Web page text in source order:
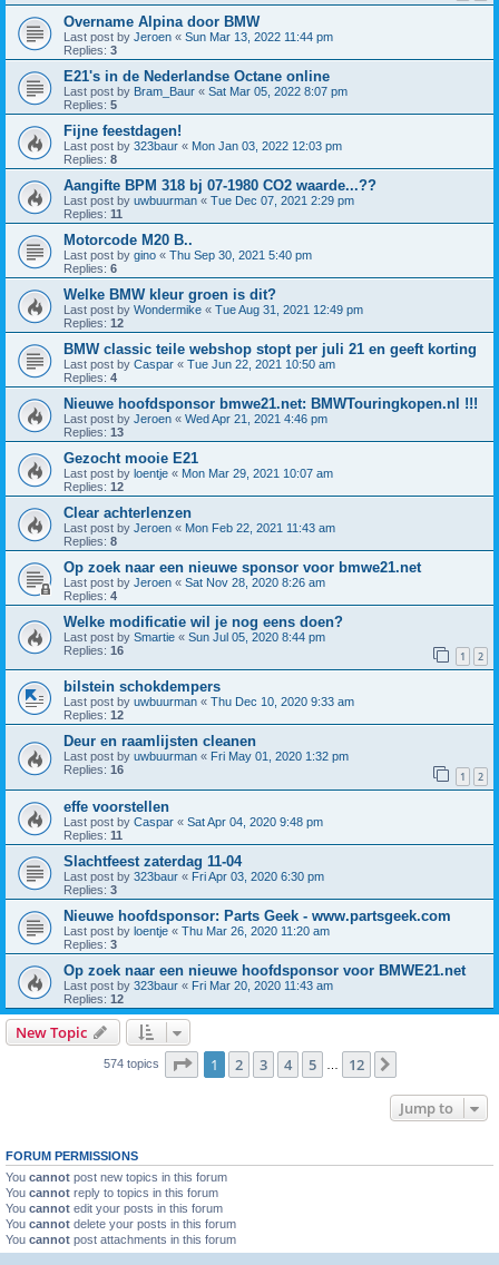
Overname Alpina door BMW
Last post by Jeroen « Sun Mar 13, 2022 11:44 pm
Replies: 3
E21's in de Nederlandse Octane online
Last post by Bram_Baur « Sat Mar 05, 2022 8:07 pm
Replies: 5
Fijne feestdagen!
Last post by 323baur « Mon Jan 03, 2022 12:03 pm
Replies: 8
Aangifte BPM 318 bj 07-1980 CO2 waarde...??
Last post by uwbuurman « Tue Dec 07, 2021 2:29 pm
Replies: 11
Motorcode M20 B..
Last post by gino « Thu Sep 30, 2021 5:40 pm
Replies: 6
Welke BMW kleur groen is dit?
Last post by Wondermike « Tue Aug 31, 2021 12:49 pm
Replies: 12
BMW classic teile webshop stopt per juli 21 en geeft korting
Last post by Caspar « Tue Jun 22, 2021 10:50 am
Replies: 4
Nieuwe hoofdsponsor bmwe21.net: BMWTouringkopen.nl !!!
Last post by Jeroen « Wed Apr 21, 2021 4:46 pm
Replies: 13
Gezocht mooie E21
Last post by loentje « Mon Mar 29, 2021 10:07 am
Replies: 12
Clear achterlenzen
Last post by Jeroen « Mon Feb 22, 2021 11:43 am
Replies: 8
Op zoek naar een nieuwe sponsor voor bmwe21.net
Last post by Jeroen « Sat Nov 28, 2020 8:26 am
Replies: 4
Welke modificatie wil je nog eens doen?
Last post by Smartie « Sun Jul 05, 2020 8:44 pm
Replies: 16 1 2
bilstein schokdempers
Last post by uwbuurman « Thu Dec 10, 2020 9:33 am
Replies: 12
Deur en raamlijsten cleanen
Last post by uwbuurman « Fri May 01, 2020 1:32 pm
Replies: 16 1 2
effe voorstellen
Last post by Caspar « Sat Apr 04, 2020 9:48 pm
Replies: 11
Slachtfeest zaterdag 11-04
Last post by 323baur « Fri Apr 03, 2020 6:30 pm
Replies: 3
Nieuwe hoofdsponsor: Parts Geek - www.partsgeek.com
Last post by loentje « Thu Mar 26, 2020 11:20 am
Replies: 3
Op zoek naar een nieuwe hoofdsponsor voor BMWE21.net
Last post by 323baur « Fri Mar 20, 2020 11:43 am
Replies: 12
New Topic
574 topics Page 1of 12
1 2 3 4 5 12
Jump to
FORUM PERMISSIONS
You cannot post new topics in this forum
You cannot reply to topics in this forum
You cannot edit your posts in this forum
You cannot delete your posts in this forum
You cannot post attachments in this forum